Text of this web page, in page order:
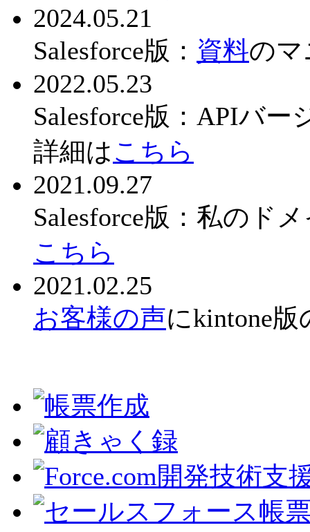
2024.05.21
Salesforce版： 資料のマ
2022.05.23
Salesforce版：APIバ
詳細はこちら
2021.09.27
Salesforce版：私のド
こちら
2021.02.25
お客様の声にkintone